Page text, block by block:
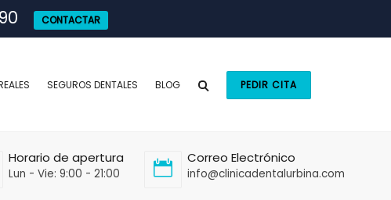
CONTACTAR
SEGUROS DENTALES BLOG PEDIR CITA
Horario de apertura
Lun - Vie: 9:00 - 21:00
Correo Electrónico
info@clinicadentalurbina.com